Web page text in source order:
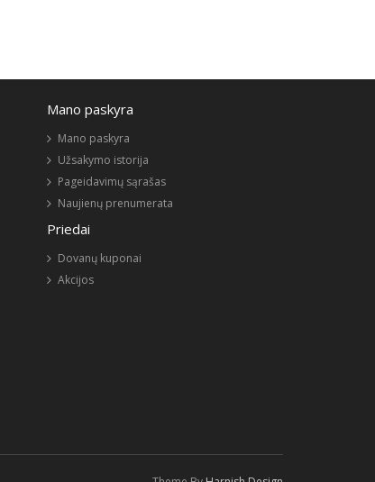
Mano paskyra
Mano paskyra
Užsakymo istorija
Pageidavimų sąrašas
Naujienų prenumerata
Priedai
Dovanų kuponai
Akcijos